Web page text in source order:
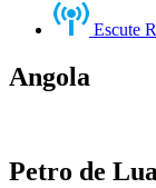
Escute
Angola
Petro de